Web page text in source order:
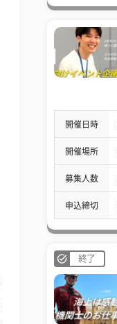
開催日時
開催場所
募集人数
申込締切
終了